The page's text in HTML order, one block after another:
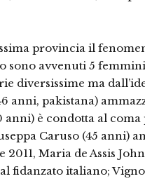
provincia il
sono avvenuti 5
diversissime ma
anni, pakistana)
anni) è condotta al
Caruso (45 anni)
Maria de Assis
fidanzato italiano;